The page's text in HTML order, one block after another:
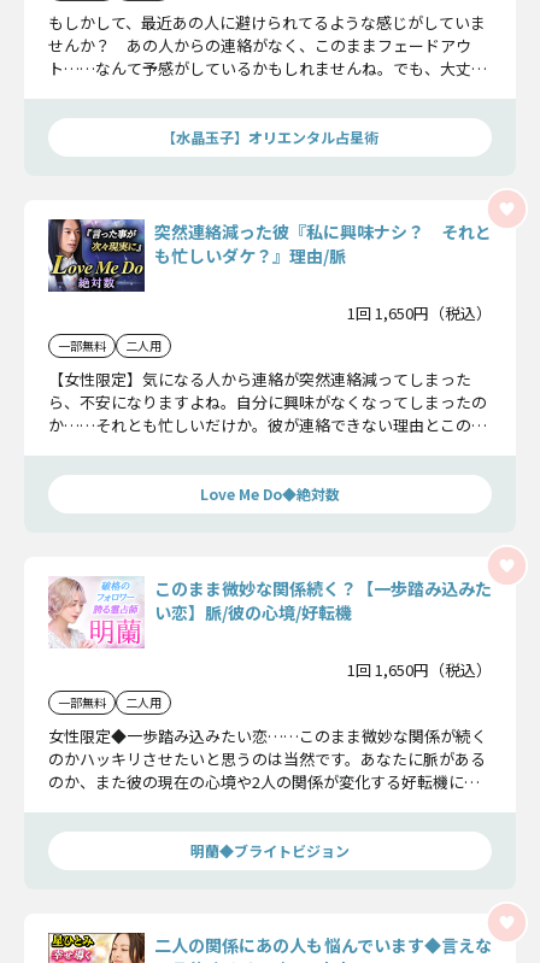
もしかして、最近あの人に避けられてるような感じがしていま
せんか？ あの人からの連絡がなく、このままフェードアウ
ト……なんて予感がしているかもしれませんね。でも、大丈
あの人との相性、すべてお話ししていきますね。
【水晶玉子】オリエンタル占星術
突然連絡減った彼『私に興味ナシ？ それと
も忙しいダケ？』理由/脈
1回 1,650円（税込）
一部無料 二人用
【女性限定】気になる人から連絡が突然連絡減ってしまった
ら、不安になりますよね。自分に興味がなくなってしまったの
か……それとも忙しいだけか。彼が連絡できない理由とこの恋
Love Me Do◆絶対数
このまま微妙な関係続く？【一歩踏み込みた
い恋】脈/彼の心境/好転機
1回 1,650円（税込）
一部無料 二人用
女性限定◆一歩踏み込みたい恋……このまま微妙な関係が続く
のかハッキリさせたいと思うのは当然です。あなたに脈がある
のか、また彼の現在の心境や2人の関係が変化する好転機につ
明蘭◆ブライトビジョン
二人の関係にあの人も悩んでいます◆言えな